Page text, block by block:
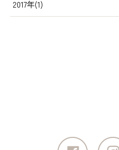
2017年(1)